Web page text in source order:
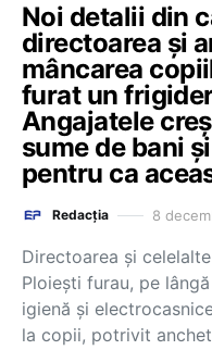
Noi detalii din
directoarea și
mâncarea
furat un
Angajatele
sume de bani
pentru ca
Redacția 8
Directoarea şi
Ploieşti furau, pe
igienă şi
la copii, potrivit